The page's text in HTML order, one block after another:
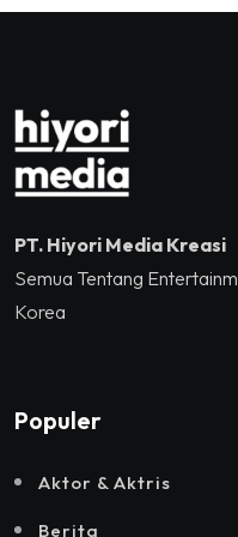
PT. Hiyori Media Kreasi
Semua Tentang
Korea
Populer
Aktor & Aktris
Berita